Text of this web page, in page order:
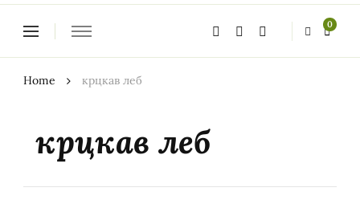
0
Home крцкав леб
крцкав леб